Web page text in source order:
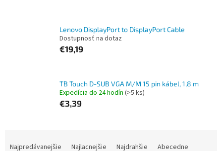
Lenovo DisplayPort to DisplayPort Cable
Dostupnosť na dotaz
€19,19
TB Touch D-SUB VGA M/M 15 pin kábel, 1,8 m
Expedícia do 24 hodín (>5 ks)
€3,39
Najpredávanejšie Najlacnejšie Najdrahšie Abecedne